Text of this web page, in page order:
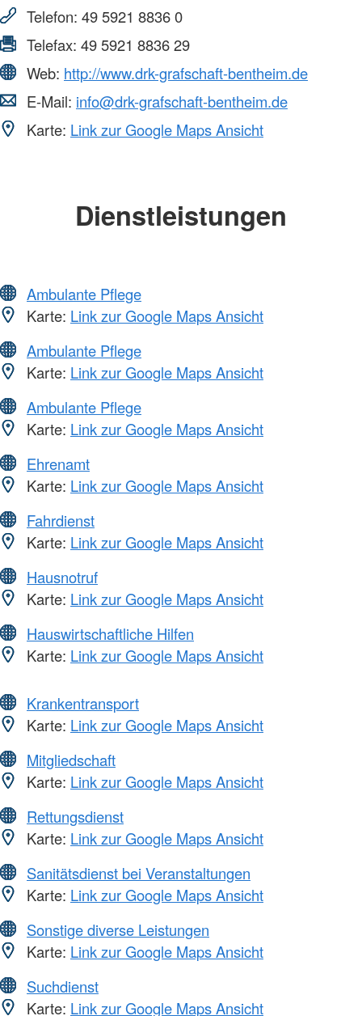
Telefon: 49 5921 8836 0
Telefax: 49 5921 8836 29
Web: http://www.drk-grafschaft-bentheim.de
E-Mail: info@drk-grafschaft-bentheim.de
Karte: Link zur Google Maps Ansicht
Dienstleistungen
Ambulante Pflege
Karte: Link zur Google Maps Ansicht
Ambulante Pflege
Karte: Link zur Google Maps Ansicht
Ambulante Pflege
Karte: Link zur Google Maps Ansicht
Ehrenamt
Karte: Link zur Google Maps Ansicht
Fahrdienst
Karte: Link zur Google Maps Ansicht
Hausnotruf
Karte: Link zur Google Maps Ansicht
Hauswirtschaftliche Hilfen
Karte: Link zur Google Maps Ansicht
Krankentransport
Karte: Link zur Google Maps Ansicht
Mitgliedschaft
Karte: Link zur Google Maps Ansicht
Rettungsdienst
Karte: Link zur Google Maps Ansicht
Sanitätsdienst bei Veranstaltungen
Karte: Link zur Google Maps Ansicht
Sonstige diverse Leistungen
Karte: Link zur Google Maps Ansicht
Suchdienst
Karte: Link zur Google Maps Ansicht